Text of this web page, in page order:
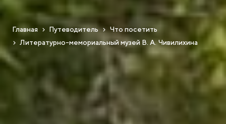
Главная Путеводитель
Что посетить
Литературно-мемориальный музей В. А. Чивилихина